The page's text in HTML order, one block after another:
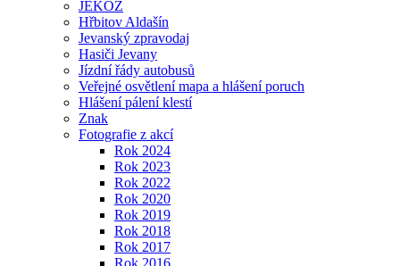
JEKOZ
Hřbitov Aldašín
Jevanský zpravodaj
Hasiči Jevany
Jízdní řády autobusů
Veřejné osvětlení mapa a hlášení poruch
Hlášení pálení klestí
Znak
Fotografie z akcí
Rok 2024
Rok 2023
Rok 2022
Rok 2020
Rok 2019
Rok 2018
Rok 2017
Rok 2016